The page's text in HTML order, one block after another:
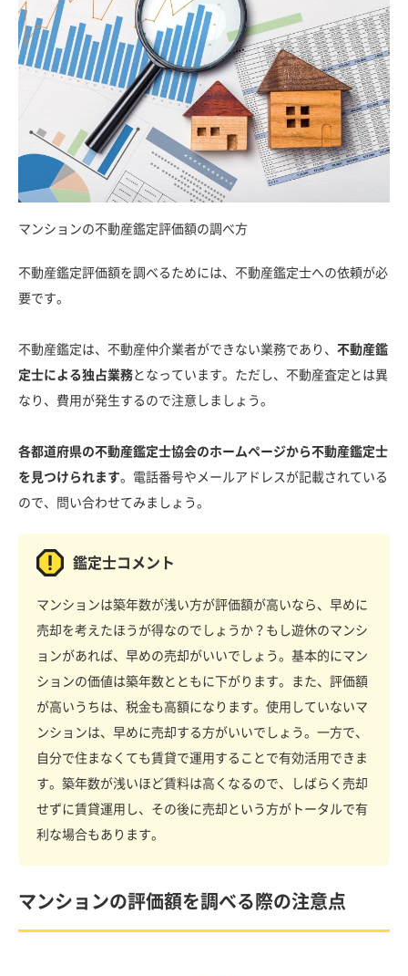
マンションの不動産鑑定評価額の調べ方
不動産鑑定評価額を調べるためには、不動産鑑定士への依頼が必
要です。
不動産鑑定は、不動産仲介業者ができない業務であり、 不動産鑑
定士による独占業務となっています。ただし、不動産査定とは異
なり、費用が発生するので注意しましょう。
各都道府県の不動産鑑定士協会のホームページから不動産鑑定士
を見つけられます。電話番号やメールアドレスが記載されている
ので、問い合わせてみましょう。
鑑定士コメント
マンションは築年数が浅い方が評価額が高いなら、早めに
売却を考えたほうが得なのでしょうか？もし遊休のマンシ
ョンがあれば、早めの売却がいいでしょう。基本的にマン
ションの価値は築年数とともに下がります。また、評価額
が高いうちは、税金も高額になります。使用していないマ
ンションは、早めに売却する方がいいでしょう。一方で、
自分で住まなくても賃貸で運用することで有効活用できま
す。築年数が浅いほど賃料は高くなるので、しばらく売却
せずに賃貸運用し、その後に売却という方がトータルで有
利な場合もあります。
マンションの評価額を調べる際の注意点